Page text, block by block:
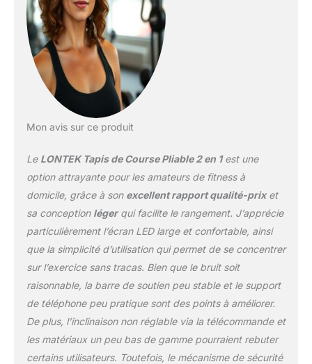
Mon avis sur ce produit
Le LONTEK Tapis de Course Pliable 2 en 1est une
option attrayante pour les amateurs de fitness à
domicile, grâce à son excellent rapport qualité-prixet
sa conception légerqui facilite le rangement. J’apprécie
particulièrement l’écran LED large et confortable, ainsi
que la simplicité d’utilisation qui permet de se concentrer
sur l’exercice sans tracas. Bien que le bruit soit
raisonnable, la barre de soutien peu stable et le support
de téléphone peu pratique sont des points à améliorer.
De plus, l’inclinaison non réglable via la télécommande et
les matériaux un peu bas de gamme pourraient rebuter
certains utilisateurs. Toutefois, le mécanisme de sécurité